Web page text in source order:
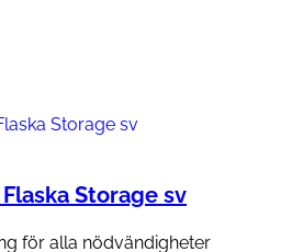
Storage sv
för alla nödvändigheter